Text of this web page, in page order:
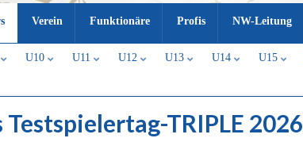
Verein Funktionäre Profis NW-Leitung
U10 U11 U12 U13 U14 U15
Testspielertag-TRIPLE 2026